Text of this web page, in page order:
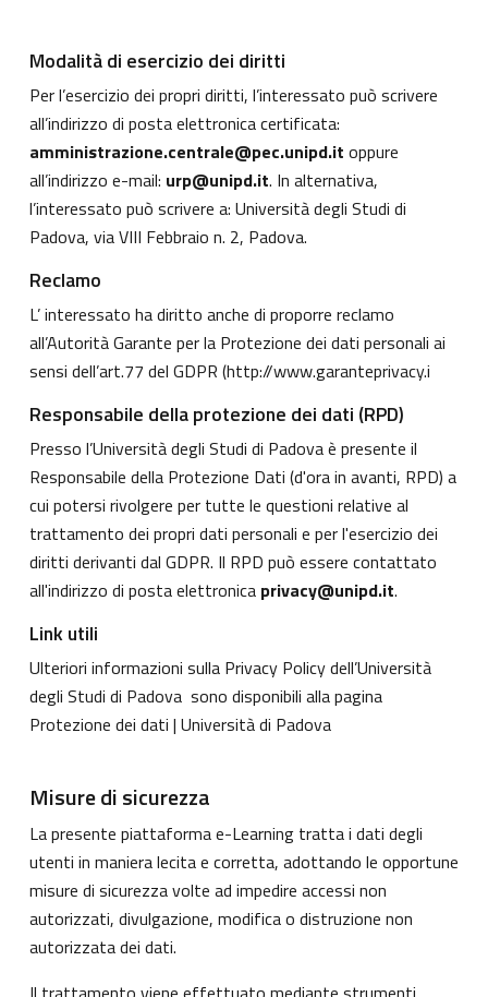
Modalità di esercizio dei diritti
Per l’esercizio dei propri diritti, l’interessato può scrivere
all’indirizzo di posta elettronica certificata:
amministrazione.centrale@pec.unipd.it oppure
all’indirizzo e-mail: urp@unipd.it. In alternativa,
l’interessato può scrivere a: Università degli Studi di
Padova, via VIII Febbraio n. 2, Padova.
Reclamo
L’ interessato ha diritto anche di proporre reclamo
all’Autorità Garante per la Protezione dei dati personali ai
sensi dell’art.77 del GDPR (http://www.garanteprivacy.i
Responsabile della protezione dei dati (RPD)
Presso l’Università degli Studi di Padova è presente il
Responsabile della Protezione Dati (d'ora in avanti, RPD) a
cui potersi rivolgere per tutte le questioni relative al
trattamento dei propri dati personali e per l'esercizio dei
diritti derivanti dal GDPR. Il RPD può essere contattato
all'indirizzo di posta elettronica privacy@unipd.it.
Link utili
Ulteriori informazioni sulla Privacy Policy dell’Università
degli Studi di Padova sono disponibili alla pagina
Protezione dei dati | Università di Padova
Misure di sicurezza
La presente piattaforma e-Learning tratta i dati degli
utenti in maniera lecita e corretta, adottando le opportune
misure di sicurezza volte ad impedire accessi non
autorizzati, divulgazione, modifica o distruzione non
autorizzata dei dati.